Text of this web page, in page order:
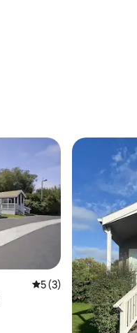
Durchschnittliche
5 (3)